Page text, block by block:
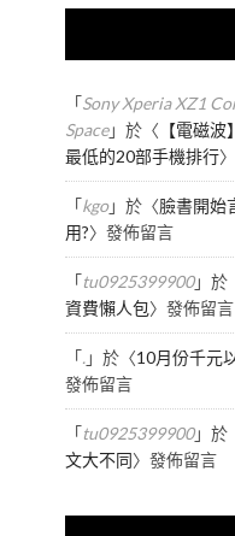
「Sony Xperia XZ1
Space」於〈 【電磁
最低的20部手機排行
「kgo」於〈臉書開始
用?〉發佈留言
「tu0925399900」於
資費懶人包〉發佈留言
「.」於〈10月份千元
發佈留言
「tu0925399900」於
文大不同〉發佈留言